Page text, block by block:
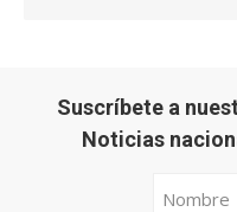
Suscríbete a
Noticias